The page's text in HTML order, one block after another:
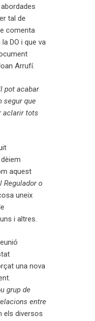
tal de
comenta
DO i que va
Arrufí.
pot acabar
segur que
aclarir tots
aquest
Regulador o
uneix
i altres.
una nova
grup de
entre
els diversos